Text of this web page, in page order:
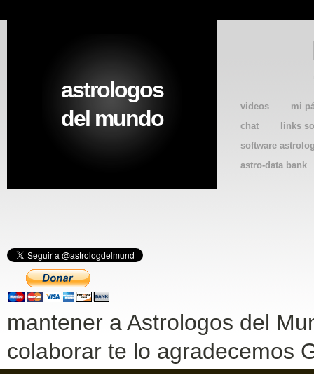
videos
mi
chat
links
software
astro-data bank
astrologos
del mundo
mantener a Astrologos del
colaborar te lo agradecemos